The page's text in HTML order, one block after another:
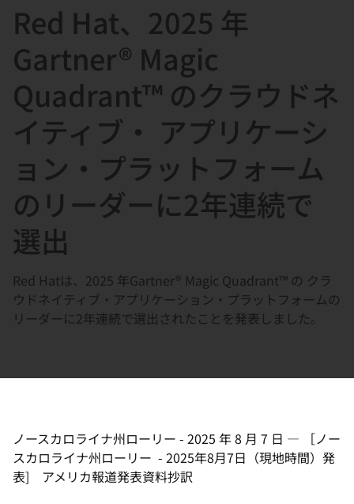
Red Hat、2025 年
Gartner® Magic
Quadrant™ のクラウドネ
イティブ・ アプリケーシ
ョン・プラットフォーム
のリーダーに2年連続で
選出
Red Hatは、2025 年Gartner® Magic Quadrant™ の クラ
ウドネイティブ・アプリケーション・プラットフォームの
リーダーに2年連続で選出されたことを発表しました。
ノースカロライナ州ローリー - 2025 年 8 月 7 日 —
［ノー
スカロライナ州ローリー - 2025年8月7日（現地時間）発
表] アメリカ報道発表資料抄訳